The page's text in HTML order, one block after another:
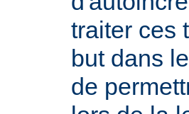
traiter ces
but dans
de